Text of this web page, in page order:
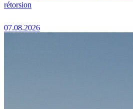
rétorsion
07.08.2026